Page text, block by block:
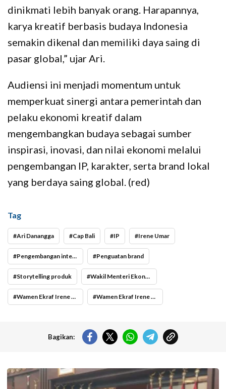
dinikmati lebih banyak orang. Harapannya,
karya kreatif berbasis budaya Indonesia
semakin dikenal dan memiliki daya saing di
pasar global,” ujar Ari.
Audiensi ini menjadi momentum untuk
memperkuat sinergi antara pemerintah dan
pelaku ekonomi kreatif dalam
mengembangkan budaya sebagai sumber
inspirasi, inovasi, dan nilai ekonomi melalui
pengembangan IP, karakter, serta brand lokal
yang berdaya saing global. (red)
Tag
Ari Danangga Cap Bali IP Irene Umar
Pengembangan intellectual property Penguatan brand
Storytelling produk Wakil Menteri Ekonomi Kreatif/Wakil Kepala Badan Ekonomi Kreatif (Ekraf) Irene Umar
Wamen Ekraf Irene Umar Ajak Perkuat Nilai Tambah Karya Wamen Ekraf Irene Umar Ajak Perkuat Nilai Tambah Karya saat Audiensi dengan Cap Bali
Bagikan:
Menko Polkam Jenderal TNI (Purn.) Djamari Chaniago menegaskan
pemerintah akan mengambil tindakan secara terukur terhadap setiap